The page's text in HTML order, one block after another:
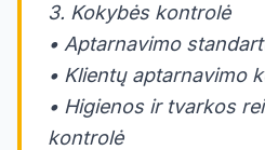
3. Kokybės kontrolė
• Aptarnavimo
• Klientų aptarnavimo
• Higienos ir tvarkos
kontrolė